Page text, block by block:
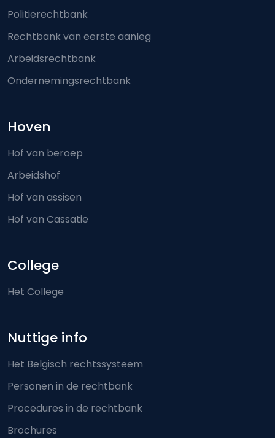
Politierechtbank
Rechtbank van eerste aanleg
Arbeidsrechtbank
Ondernemingsrechtbank
Hoven
Hof van beroep
Arbeidshof
Hof van assisen
Hof van Cassatie
College
Het College
Nuttige info
Het Belgisch rechtssysteem
Personen in de rechtbank
Procedures in de rechtbank
Brochures